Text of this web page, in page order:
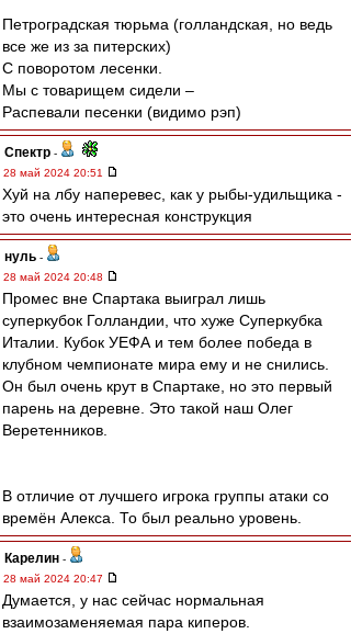
Петроградская тюрьма (голландская, но ведь
все же из за питерских)
С поворотом лесенки.
Мы с товарищем сидели –
Распевали песенки (видимо рэп)
Спектр -
28 май 2024 20:51
Хуй на лбу наперевес, как у рыбы-удильщика -
это очень интересная конструкция
нуль -
28 май 2024 20:48
Промес вне Спартака выиграл лишь
суперкубок Голландии, что хуже Суперкубка
Италии. Кубок УЕФА и тем более победа в
клубном чемпионате мира ему и не снились.
Он был очень крут в Спартаке, но это первый
парень на деревне. Это такой наш Олег
Веретенников.
В отличие от лучшего игрока группы атаки со
времён Алекса. То был реально уровень.
Карелин -
28 май 2024 20:47
Думается, у нас сейчас нормальная
взаимозаменяемая пара киперов.